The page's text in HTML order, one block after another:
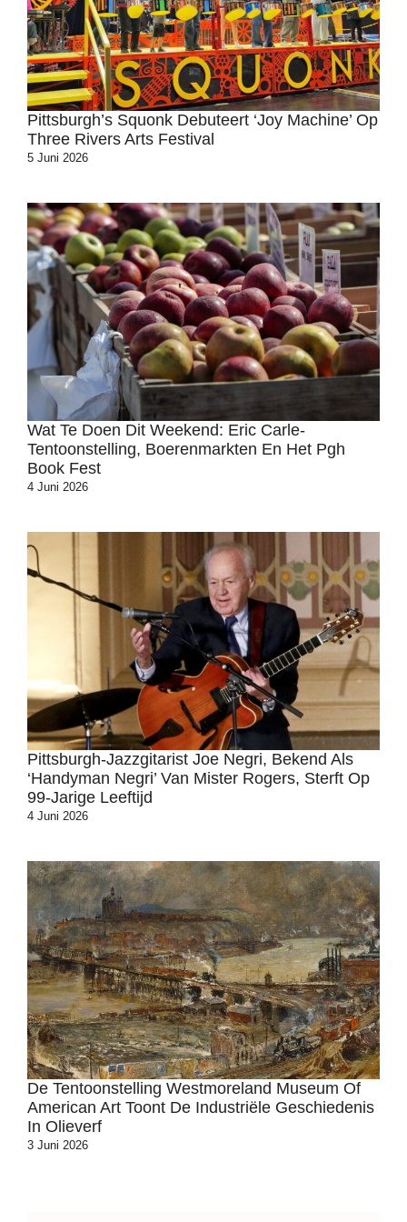
Pittsburgh’s Squonk Debuteert ‘Joy Machine’ Op
Three Rivers Arts Festival
5 Juni 2026
Wat Te Doen Dit Weekend: Eric Carle-
Tentoonstelling, Boerenmarkten En Het Pgh
Book Fest
4 Juni 2026
Pittsburgh-Jazzgitarist Joe Negri, Bekend Als
‘Handyman Negri’ Van Mister Rogers, Sterft Op
99-Jarige Leeftijd
4 Juni 2026
De Tentoonstelling Westmoreland Museum Of
American Art Toont De Industriële Geschiedenis
In Olieverf
3 Juni 2026